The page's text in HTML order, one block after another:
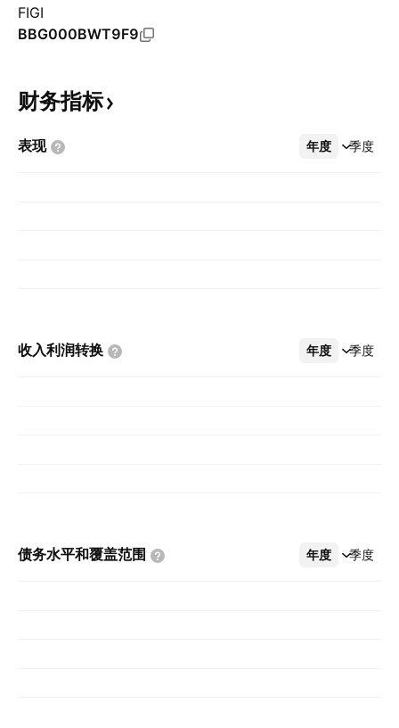
FIGI
BBG000BWT9F9
财务指标
表现 年度 季度
更多
收入利润转换 年度 季度
更多
债务水平和覆盖范围 年度 季度
更多